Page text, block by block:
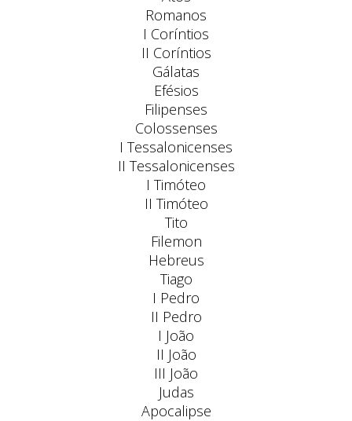
Romanos
I Coríntios
II Coríntios
Gálatas
Efésios
Filipenses
Colossenses
I Tessalonicenses
II Tessalonicenses
I Timóteo
II Timóteo
Tito
Filemon
Hebreus
Tiago
I Pedro
II Pedro
I João
II João
III João
Judas
Apocalipse